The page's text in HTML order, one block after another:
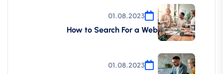
01.08.2023
How to Search For a Web
01.08.2023